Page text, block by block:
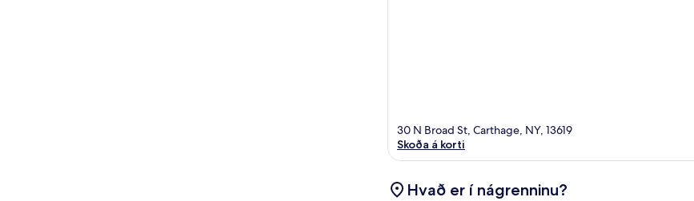
30 N Broad St, Carthage, NY, 13619
Skoða á korti
Hvað er í nágrenninu?